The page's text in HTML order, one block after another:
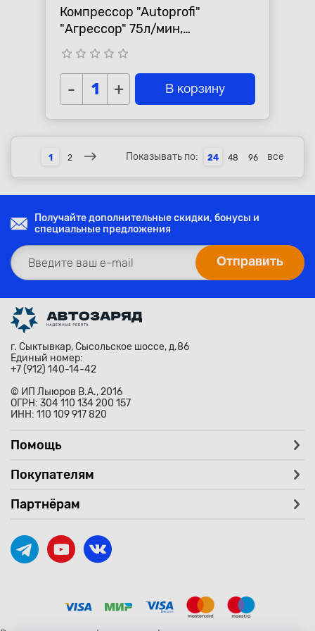
Компрессор "Autoprofi"
"Агрессор" 75л/мин,
двухпоршневой
star_border star_border star_border star_border star_border
- + В корзину
1 2 Показывать по: 24 48 96 все
Получайте дополнительные скидки, бонусы и
специальные предложения
г. Сыктывкар, Сысольское шоссе, д.86
Единый номер:
+7 (912) 140-14-42
© ИП Лыюров В.А., 2016
ОГРН: 304 110 134 200 157
ИНН: 110 109 917 820
Помощь
Покупателям
Партнёрам